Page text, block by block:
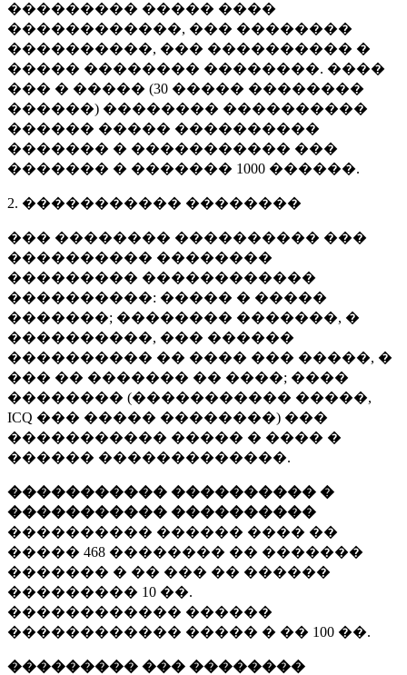
��������� ����� ����
������������, ��� ��������
����������, ��� ���������� �
����� �������� ��������. ����
��� � ����� (30 ����� ��������
������) �������� ����������
������ ����� ����������
������� � ����������� ���
������� � ������� 1000 ������.
2. ����������� ��������
��� �������� ���������� ���
���������� ��������
��������� ������������
����������: ����� � �����
�������; �������� �������, �
����������, ��� ������
���������� �� ���� ��� �����, �
��� �� ������� �� ����; ����
�������� (����������� �����,
ICQ ��� ����� ��������) ���
����������� ����� � ���� �
������ �������������.
����������� ���������� �
����������� ����������
���������� ������ ���� ��
����� 468 �������� �� �������
������� � �� ��� �� ������
��������� 10 ��.
������������ ������
������������ ����� � �� 100 ��.
��������� ��� ��������